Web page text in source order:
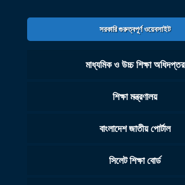
সরকারি গুরুত্বপূর্ণ ওয়েবসাইট
মাধ্যমিক ও উচ্চ শিক্ষা অধিদপ্তর
শিক্ষা মন্ত্রণালয়
বাংলাদেশ জাতীয় পোর্টাল
সিলেট শিক্ষা বোর্ড